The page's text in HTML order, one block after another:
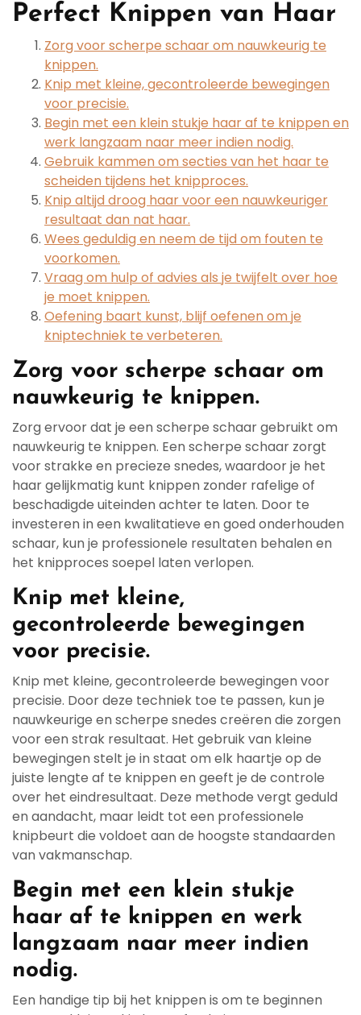
Perfect Knippen van Haar
Zorg voor scherpe schaar om nauwkeurig te
knippen.
Knip met kleine, gecontroleerde bewegingen
voor precisie.
Begin met een klein stukje haar af te knippen en
werk langzaam naar meer indien nodig.
Gebruik kammen om secties van het haar te
scheiden tijdens het knipproces.
Knip altijd droog haar voor een nauwkeuriger
resultaat dan nat haar.
Wees geduldig en neem de tijd om fouten te
voorkomen.
Vraag om hulp of advies als je twijfelt over hoe
je moet knippen.
Oefening baart kunst, blijf oefenen om je
kniptechniek te verbeteren.
Zorg voor scherpe schaar om
nauwkeurig te knippen.
Zorg ervoor dat je een scherpe schaar gebruikt om
nauwkeurig te knippen. Een scherpe schaar zorgt
voor strakke en precieze snedes, waardoor je het
haar gelijkmatig kunt knippen zonder rafelige of
beschadigde uiteinden achter te laten. Door te
investeren in een kwalitatieve en goed onderhouden
schaar, kun je professionele resultaten behalen en
het knipproces soepel laten verlopen.
Knip met kleine,
gecontroleerde bewegingen
voor precisie.
Knip met kleine, gecontroleerde bewegingen voor
precisie. Door deze techniek toe te passen, kun je
nauwkeurige en scherpe snedes creëren die zorgen
voor een strak resultaat. Het gebruik van kleine
bewegingen stelt je in staat om elk haartje op de
juiste lengte af te knippen en geeft je de controle
over het eindresultaat. Deze methode vergt geduld
en aandacht, maar leidt tot een professionele
knipbeurt die voldoet aan de hoogste standaarden
van vakmanschap.
Begin met een klein stukje
haar af te knippen en werk
langzaam naar meer indien
nodig.
Een handige tip bij het knippen is om te beginnen